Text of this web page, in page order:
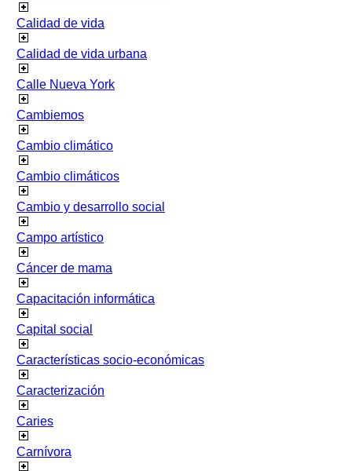
Calidad de vida
Calidad de vida urbana
Calle Nueva York
Cambiemos
Cambio climático
Cambio climáticos
Cambio y desarrollo social
Campo artístico
Cáncer de mama
Capacitación informática
Capital social
Características socio-económicas
Caracterización
Caries
Carnívora